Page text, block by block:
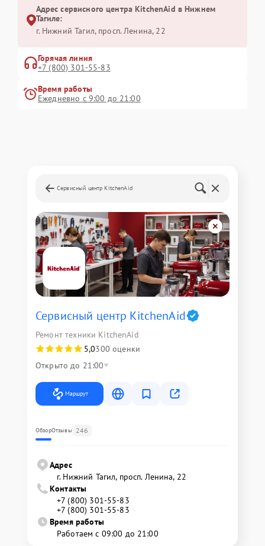
Адрес сервисного центра KitchenAid в Нижнем
Тагиле:
г. Нижний Тагил, просп. Ленина, 22
Горячая линия
+7 (800) 301-55-83
Время работы
Ежедневно с 9:00 до 21:00
Сервисный центр KitchenAid
Сервисный центр KitchenAid
Ремонт техники KitchenAid
5,0300 оценки
Открыто до 21:00
Маршрут
ОбзорОтзывы 246
Адрес
г. Нижний Тагил, просп. Ленина, 22
Контакты
+7 (800) 301-55-83
+7 (800) 301-55-83
Время работы
Работаем с 09:00 до 21:00